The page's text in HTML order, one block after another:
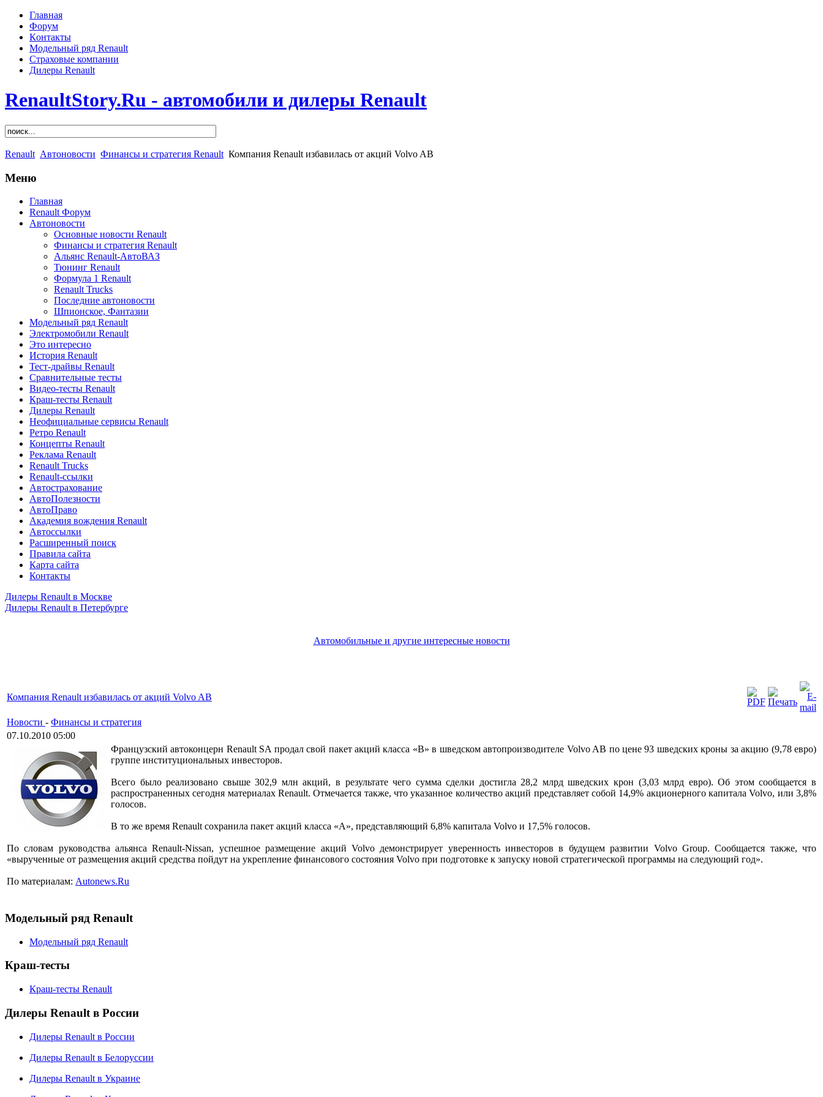
Главная
Форум
Контакты
Модельный ряд Renault
Страховые компании
Дилеры Renault
RenaultStory.Ru - автомобили и дилеры Renault
Renault Автоновости Финансы и стратегия Renault Компания Renault избавилась от акций Volvo AB
Меню
Главная
Renault Форум
Автоновости
Основные новости Renault
Финансы и стратегия Renault
Альянс Renault-АвтоВАЗ
Тюнинг Renault
Формула 1 Renault
Renault Trucks
Последние автоновости
Шпионское, Фантазии
Модельный ряд Renault
Электромобили Renault
Это интересно
История Renault
Тест-драйвы Renault
Сравнительные тесты
Видео-тесты Renault
Краш-тесты Renault
Дилеры Renault
Неофициальные сервисы Renault
Ретро Renault
Концепты Renault
Реклама Renault
Renault Trucks
Renault-ссылки
Автострахование
АвтоПолезности
АвтоПраво
Академия вождения Renault
Автоссылки
Расширенный поиск
Правила сайта
Карта сайта
Контакты
Дилеры Renault в Москве
Дилеры Renault в Петербурге
Автомобильные и другие интересные новости
Компания Renault избавилась от акций Volvo AB
Новости - Финансы и стратегия
07.10.2010 05:00
Французский автоконцерн Renault SA продал свой пакет акций класса «В» в шведском автопроизводителе Volvo AB по цене 93 шведских кроны за акцию (9,78 евро)
группе институциональных инвесторов.
Всего было реализовано свыше 302,9 млн акций, в результате чего сумма сделки достигла 28,2 млрд шведских крон (3,03 млрд евро). Об этом сообщается в
распространенных сегодня материалах Renault. Отмечается также, что указанное количество акций представляет собой 14,9% акционерного капитала Volvo, или 3,8%
голосов.
В то же время Renault сохранила пакет акций класса «А», представляющий 6,8% капитала Volvo и 17,5% голосов.
По словам руководства альянса Renault-Nissan, успешное размещение акций Volvo демонстрирует уверенность инвесторов в будущем развитии Volvo Group. Сообщается также, что
«вырученные от размещения акций средства пойдут на укрепление финансового состояния Volvo при подготовке к запуску новой стратегической программы на следующий год».
По материалам: Autonews.Ru
Модельный ряд Renault
Модельный ряд Renault
Краш-тесты
Краш-тесты Renault
Дилеры Renault в России
Дилеры Renault в России
Дилеры Renault в Белоруссии
Дилеры Renault в Украине